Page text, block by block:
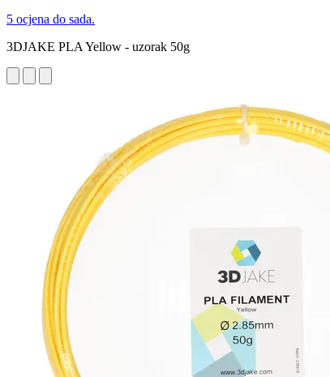
5 ocjena do sada.
3DJAKE PLA Yellow - uzorak 50g